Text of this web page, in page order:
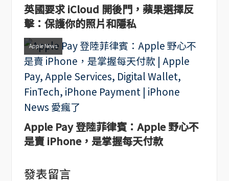
英國要求 iCloud 開後門，蘋果選擇反
擊：保護你的照片和隱私
Apple News
Apple Pay 登陸菲律賓：Apple 野心不
是賣 iPhone，是掌握每天付款
發表留言